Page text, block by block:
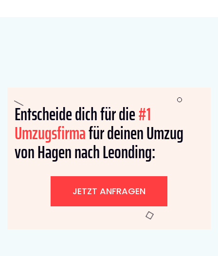
Entscheide dich für die#1
Umzugsfirmafür deinen Umzug
von Hagen nach Leonding:
JETZT ANFRAGEN